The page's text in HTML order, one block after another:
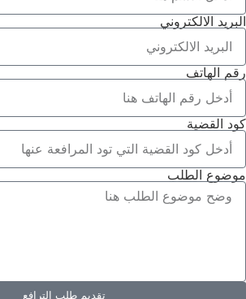
البريد الالكتروني
رقم الهاتف
كود القضية
موضوع الطلب
تقديم طلب الترافع